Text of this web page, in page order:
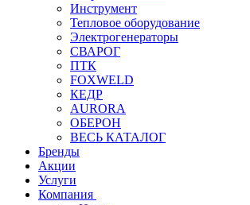
Инструмент
Тепловое оборудование
Электрогенераторы
СВАРОГ
ПТК
FOXWELD
КЕДР
AURORA
ОБЕРОН
ВЕСЬ КАТАЛОГ
Бренды
Акции
Услуги
Компания